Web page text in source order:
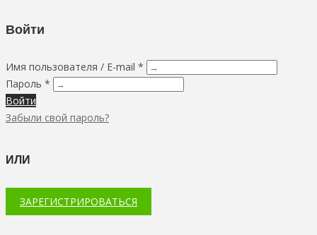
Войти
Имя пользователя / E-mail *
Пароль *
Войти
Забыли свой пароль?
ИЛИ
ЗАРЕГИСТРИРОВАТЬСЯ